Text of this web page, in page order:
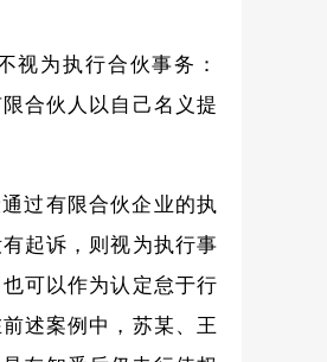
视为执行合伙事务：
合伙人以自己名义提
过有限合伙企业的执
起诉，则视为执行事
可以作为认定怠于行
述案例中，苏某、王